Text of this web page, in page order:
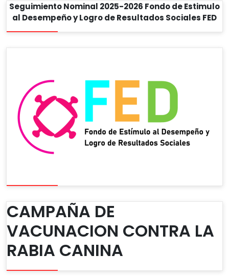
Seguimiento Nominal 2025-2026 Fondo de Estimulo
al Desempeño y Logro de Resultados Sociales FED
CAMPAÑA DE
VACUNACION CONTRA LA
RABIA CANINA